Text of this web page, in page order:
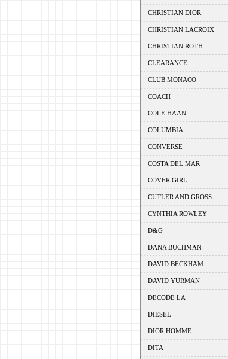
CHRISTIAN DIOR
CHRISTIAN LACROIX
CHRISTIAN ROTH
CLEARANCE
CLUB MONACO
COACH
COLE HAAN
COLUMBIA
CONVERSE
COSTA DEL MAR
COVER GIRL
CUTLER AND GROSS
CYNTHIA ROWLEY
D&G
DANA BUCHMAN
DAVID BECKHAM
DAVID YURMAN
DECODE LA
DIESEL
DIOR HOMME
DITA